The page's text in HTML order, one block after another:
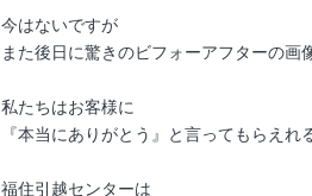
今はないですが
また後日に驚きのビフォーアフターの
私たちはお客様に
『本当にありがとう』と言ってもらえ
福住引越センターは